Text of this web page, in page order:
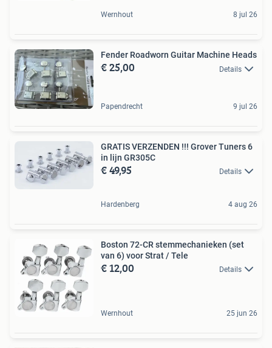
Wernhout 8 jul 26
Fender Roadworn Guitar Machine Heads
€ 25,00 Details
Papendrecht 9 jul 26
GRATIS VERZENDEN !!! Grover Tuners 6
in lijn GR305C
€ 49,95 Details
Hardenberg 4 aug 26
Boston 72-CR stemmechanieken (set
van 6) voor Strat / Tele
€ 12,00 Details
Wernhout 25 jun 26